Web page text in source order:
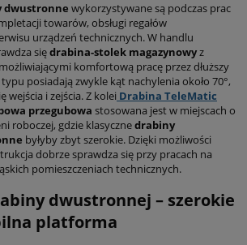
dwustronne wykorzystywane są podczas prac
towarów, obsługi regałów
urządzeń technicznych. W handlu
siędrabina-stolek magazynowyz
komfortową pracę przez dłuższy
posiadają zwykle kąt nachylenia około 70°,
i zejścia. Z kolei Drabina TeleMatic
przegubowa stosowana jest w miejscach o
roboczej, gdzie klasycznedrabiny
byłyby zbyt szerokie. Dzięki możliwości
dobrze sprawdza się przy pracach na
pomieszczeniach technicznych.
dwustronnej – szerokie
platforma